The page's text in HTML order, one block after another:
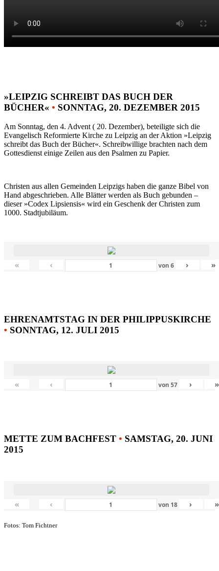
»LEIPZIG SCHREIBT DAS BUCH DER
BÜCHER« • SONNTAG, 20. DEZEMBER 2015
Am Sonntag, den 4. Advent ( 20. Dezember), beteiligte sich die
Evangelisch Reformierte Kirche zu Leipzig an der Aktion »Leipzig
schreibt das Buch der Bücher«. Schreibwillige brachten nach dem
Gottesdienst einige Zeilen aus den Psalmen zu Papier.
Christen aus allen Gemeinden Leipzigs haben die ganze Bibel von
Hand abgeschrieben. Alle Blätter werden als Buch gebunden –
dieser »Codex Lipsiensis« wird ein Geschenk der Christen zum
1000. Stadtjubiläum.
« ‹ von 6 › »
EHRENAMTSTAG IN DER PHILIPPUSKIRCHE
• SONNTAG, 12. JULI 2015
« ‹ von 57 › »
METTE ZUM BACHFEST • SAMSTAG, 20. JUNI
2015
« ‹ von 18 › »
Fotos: Tom Fichtner